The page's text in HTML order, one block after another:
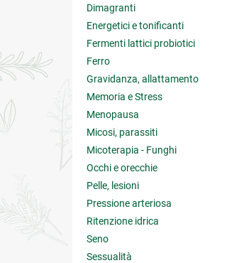
Dimagranti
Energetici e tonificanti
Fermenti lattici probiotici
Ferro
Gravidanza, allattamento
Memoria e Stress
Menopausa
Micosi, parassiti
Micoterapia - Funghi
Occhi e orecchie
Pelle, lesioni
Pressione arteriosa
Ritenzione idrica
Seno
Sessualità
Forte Tisana
Polvere d'Oriente Tisana
Lassativa